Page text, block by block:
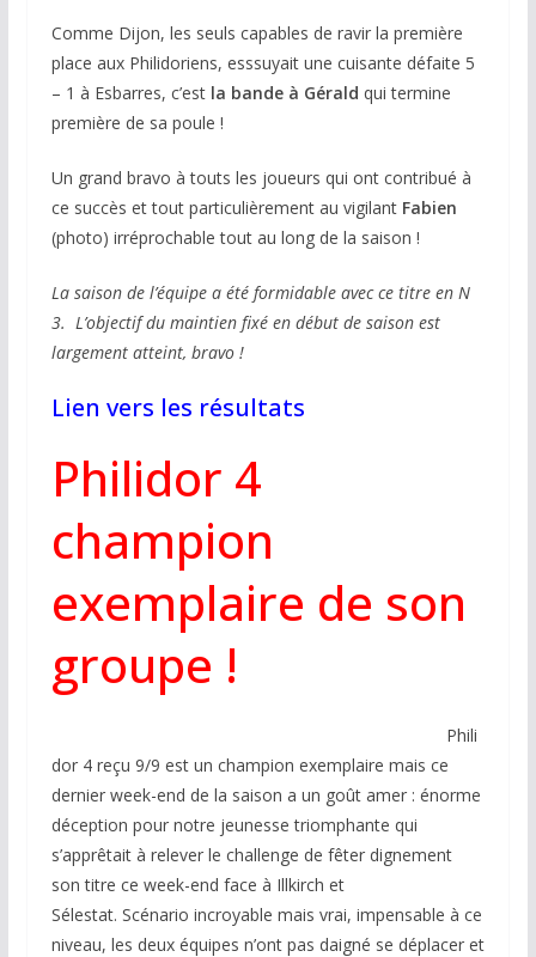
Comme Dijon, les seuls capables de ravir la première
place aux Philidoriens, esssuyait une cuisante défaite 5
– 1 à Esbarres, c’est la bande à Gérald qui termine
première de sa poule !
Un grand bravo à touts les joueurs qui ont contribué à
ce succès et tout particulièrement au vigilant Fabien
(photo) irréprochable tout au long de la saison !
La saison de l’équipe a été formidable avec ce titre en N
3. L’objectif du maintien fixé en début de saison est
largement atteint, bravo !
Lien vers les résultats
Philidor 4
champion
exemplaire de son
groupe !
Phili
dor 4 reçu 9/9 est un champion exemplaire mais ce
dernier week-end de la saison a un goût amer : énorme
déception pour notre jeunesse triomphante qui
s’apprêtait à relever le challenge de fêter dignement
son titre ce week-end face à Illkirch et
Sélestat. Scénario incroyable mais vrai, impensable à ce
niveau, les deux équipes n’ont pas daigné se déplacer et